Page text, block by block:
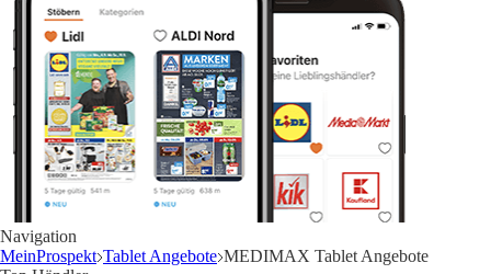
Navigation
MeinProspekt Tablet Angebote MEDIMAX Tablet Angebote